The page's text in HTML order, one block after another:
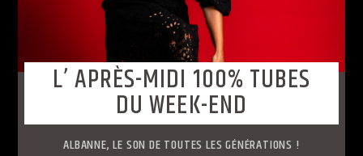
L’ APRÈS-MIDI 100% TUBES
DU WEEK-END
ALBANNE, LE SON DE TOUTES LES GÉNÉRATIONS !